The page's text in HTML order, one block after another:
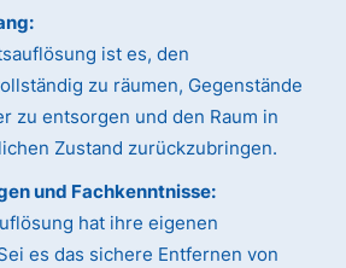
ist es, den
zu räumen, Gegenstände
zu entsorgen und den Raum in
Zustand zurückzubringen.
und Fachkenntnisse:
hat ihre eigenen
es das sichere Entfernen von